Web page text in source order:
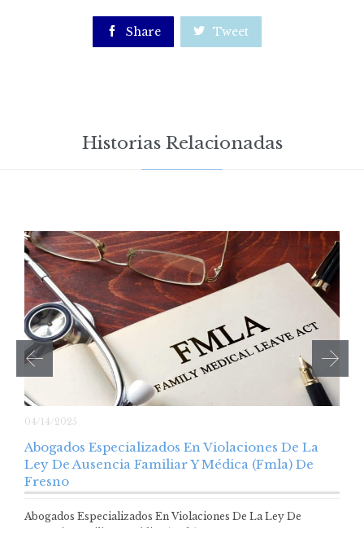
 Share  Tweet
Historias Relacionadas
04/14/2025
Abogados Especializados En Violaciones De La
Ley De Ausencia Familiar Y Médica (Fmla) De
Fresno
Abogados Especializados En Violaciones De La Ley De